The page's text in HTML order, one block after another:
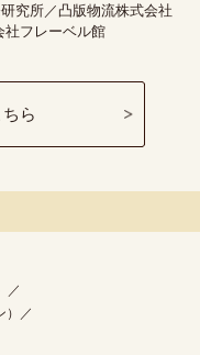
究所／凸版物流株式会社
社フレーベル館
ら